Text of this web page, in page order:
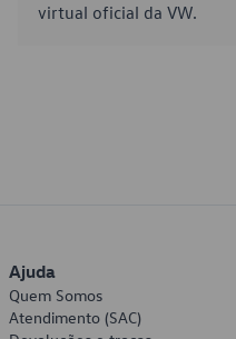
virtual oficial da VW.
Ajuda
Quem Somos
Atendimento (SAC)